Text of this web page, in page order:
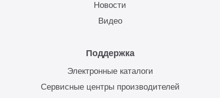
Новости
Видео
Поддержка
Электронные каталоги
Сервисные центры производителей